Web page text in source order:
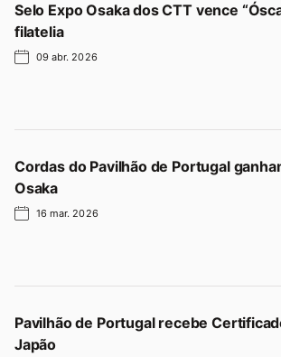
Selo Expo Osaka dos CTT vence
filatelia
09 abr. 2026
Cordas do Pavilhão de Portugal
Osaka
16 mar. 2026
Pavilhão de Portugal recebe
Japão